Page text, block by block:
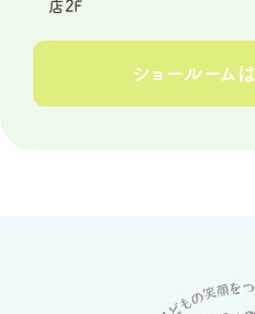
店2F
ショールームは